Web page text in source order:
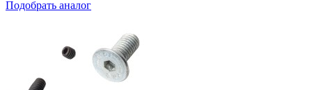
Подобрать аналог